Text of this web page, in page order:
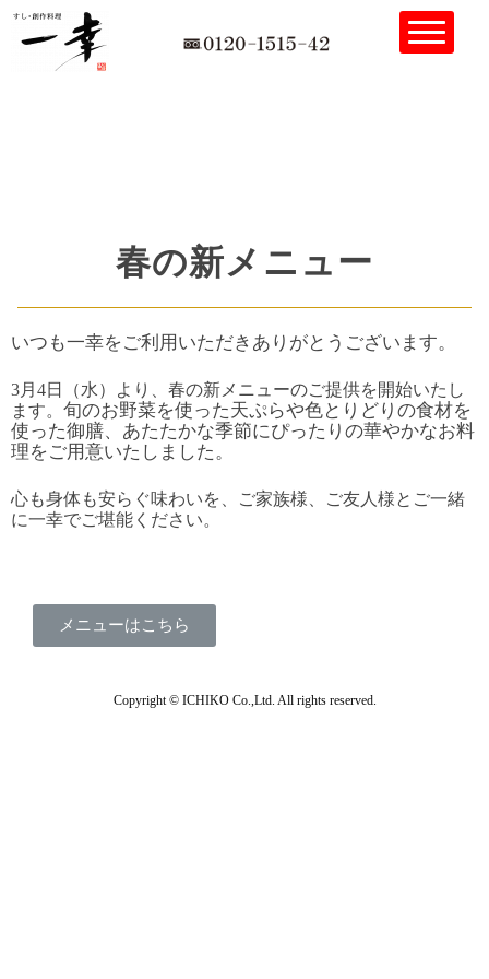
春の新メニュー
いつも一幸をご利用いただきありがとうございます。
3月4日（水）より、春の新メニューのご提供を開始いたし
ます。 旬のお野菜を使った天ぷらや色とりどりの食材を
使った御膳、あたたかな季節にぴったりの華やかなお料
理をご用意いたしました。
心も身体も安らぐ味わいを、ご家族様、ご友人様とご一緒
に一幸でご堪能ください。
メニューはこちら
Copyright © ICHIKO Co.,Ltd. All rights reserved.